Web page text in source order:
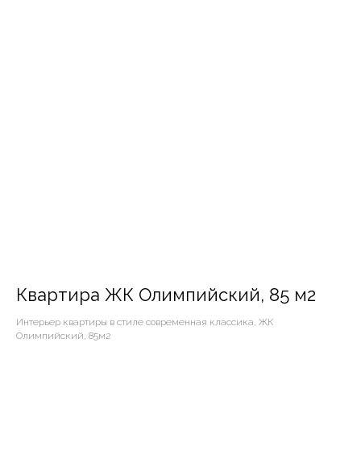
Квартира ЖК Олимпийский, 85 м2
Интерьер квартиры в стиле современная классика, ЖК
Олимпийский, 85м2